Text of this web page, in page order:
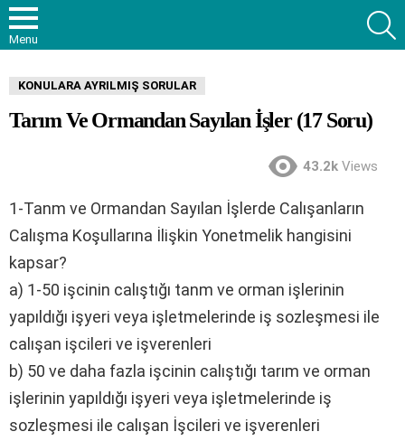
Menu
KONULARA AYRILMIŞ SORULAR
Tarım Ve Ormandan Sayılan İşler (17 Soru)
43.2k Views
1-Tanm ve Ormandan Sayılan İşlerde Calışanların
Calışma Koşullarına İlişkin Yonetmelik hangisini
kapsar?
a) 1-50 işcinin calıştığı tanm ve orman işlerinin
yapıldığı işyeri veya işletmelerinde iş sozleşmesi ile
calışan işcileri ve işverenleri
b) 50 ve daha fazla işcinin calıştığı tarım ve orman
işlerinin yapıldığı işyeri veya işletmelerinde iş
sozleşmesi ile calışan İşcileri ve işverenleri